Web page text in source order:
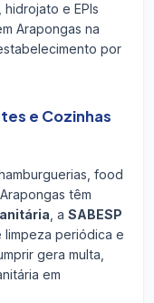
e EPIs
Arapongas na
por
e Cozinhas
food
têm
, a SABESP
periódica e
gera multa,
em